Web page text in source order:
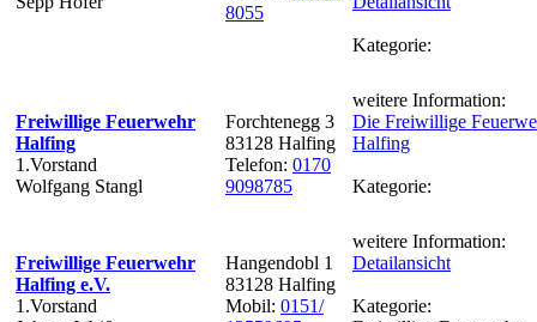
8055
Kategorie:
Freiwillige Feuerwehr
Halfing
1.Vorstand
Wolfgang Stangl
Forchtenegg 3
83128 Halfing
Telefon: 0170
9098785
weitere Information:
Die Freiwillige
Halfing
Kategorie:
Freiwillige Feuerwehr
Halfing e.V.
1.Vorstand
Hangendobl 1
83128 Halfing
Mobil: 0151/
weitere Information:
Detailansicht
Kategorie: